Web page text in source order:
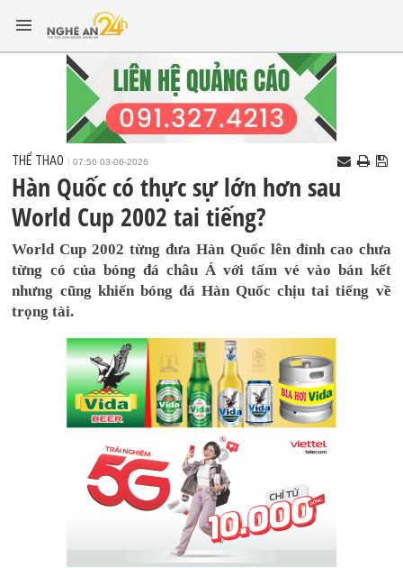
THỂ THAO 07:56 03-06-2026
Hàn Quốc có thực sự lớn hơn sau
World Cup 2002 tai tiếng?
World Cup 2002 từng đưa Hàn Quốc lên đỉnh cao chưa
từng có của bóng đá châu Á với tấm vé vào bán kết
nhưng cũng khiến bóng đá Hàn Quốc chịu tai tiếng về
trọng tài.